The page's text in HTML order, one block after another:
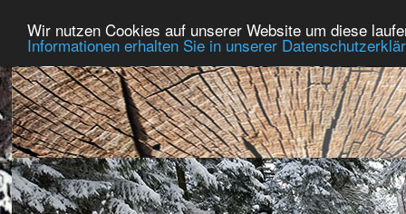
Wir nutzen Cookies auf unserer Website um diese
Informationen erhalten Sie in unserer